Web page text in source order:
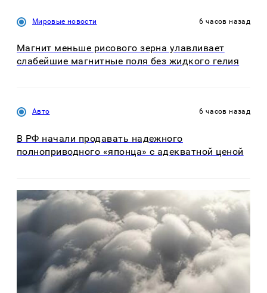
Мировые новости 6 часов назад
Магнит меньше рисового зерна улавливает
слабейшие магнитные поля без жидкого гелия
Авто 6 часов назад
В РФ начали продавать надежного
полноприводного «японца» с адекватной ценой